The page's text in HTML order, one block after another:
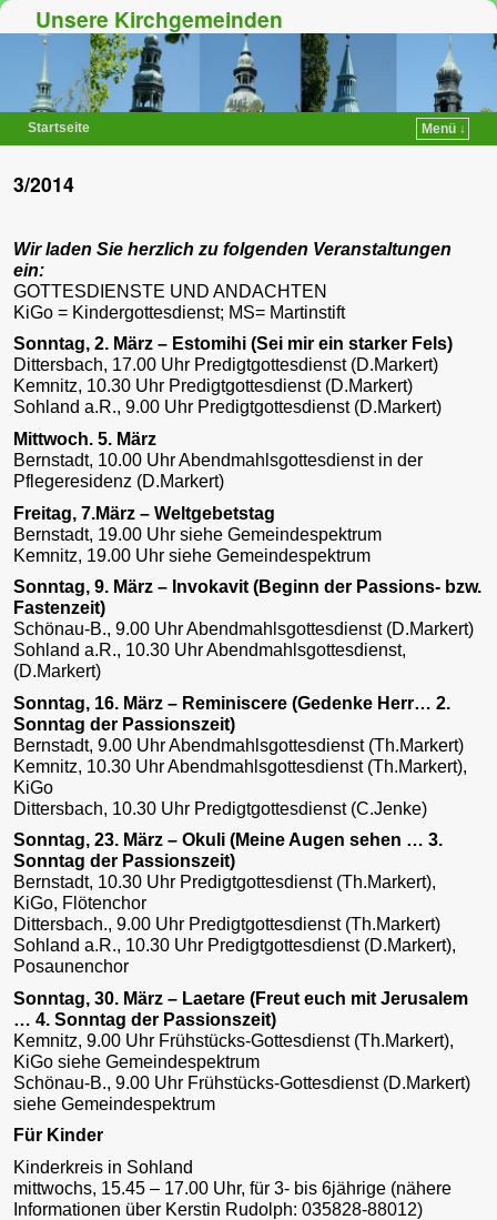
Unsere Kirchgemeinden
Startseite
Menü ↓
3/2014
Wir laden Sie herzlich zu folgenden Veranstaltungen
ein:
GOTTESDIENSTE UND ANDACHTEN
KiGo = Kindergottesdienst; MS= Martinstift
Sonntag, 2. März – Estomihi (Sei mir ein starker Fels)
Dittersbach, 17.00 Uhr Predigtgottesdienst (D.Markert)
Kemnitz, 10.30 Uhr Predigtgottesdienst (D.Markert)
Sohland a.R., 9.00 Uhr Predigtgottesdienst (D.Markert)
Mittwoch. 5. März
Bernstadt, 10.00 Uhr Abendmahlsgottesdienst in der
Pflegeresidenz (D.Markert)
Freitag, 7.März – Weltgebetstag
Bernstadt, 19.00 Uhr siehe Gemeindespektrum
Kemnitz, 19.00 Uhr siehe Gemeindespektrum
Sonntag, 9. März – Invokavit (Beginn der Passions- bzw.
Fastenzeit)
Schönau-B., 9.00 Uhr Abendmahlsgottesdienst (D.Markert)
Sohland a.R., 10.30 Uhr Abendmahlsgottesdienst,
(D.Markert)
Sonntag, 16. März – Reminiscere (Gedenke Herr… 2.
Sonntag der Passionszeit)
Bernstadt, 9.00 Uhr Abendmahlsgottesdienst (Th.Markert)
Kemnitz, 10.30 Uhr Abendmahlsgottesdienst (Th.Markert),
KiGo
Dittersbach, 10.30 Uhr Predigtgottesdienst (C.Jenke)
Sonntag, 23. März – Okuli (Meine Augen sehen … 3.
Sonntag der Passionszeit)
Bernstadt, 10.30 Uhr Predigtgottesdienst (Th.Markert),
KiGo, Flötenchor
Dittersbach., 9.00 Uhr Predigtgottesdienst (Th.Markert)
Sohland a.R., 10.30 Uhr Predigtgottesdienst (D.Markert),
Posaunenchor
Sonntag, 30. März – Laetare (Freut euch mit Jerusalem
… 4. Sonntag der Passionszeit)
Kemnitz, 9.00 Uhr Frühstücks-Gottesdienst (Th.Markert),
KiGo siehe Gemeindespektrum
Schönau-B., 9.00 Uhr Frühstücks-Gottesdienst (D.Markert)
siehe Gemeindespektrum
Für Kinder
Kinderkreis in Sohland
mittwochs, 15.45 – 17.00 Uhr, für 3- bis 6jährige (nähere
Informationen über Kerstin Rudolph: 035828-88012)